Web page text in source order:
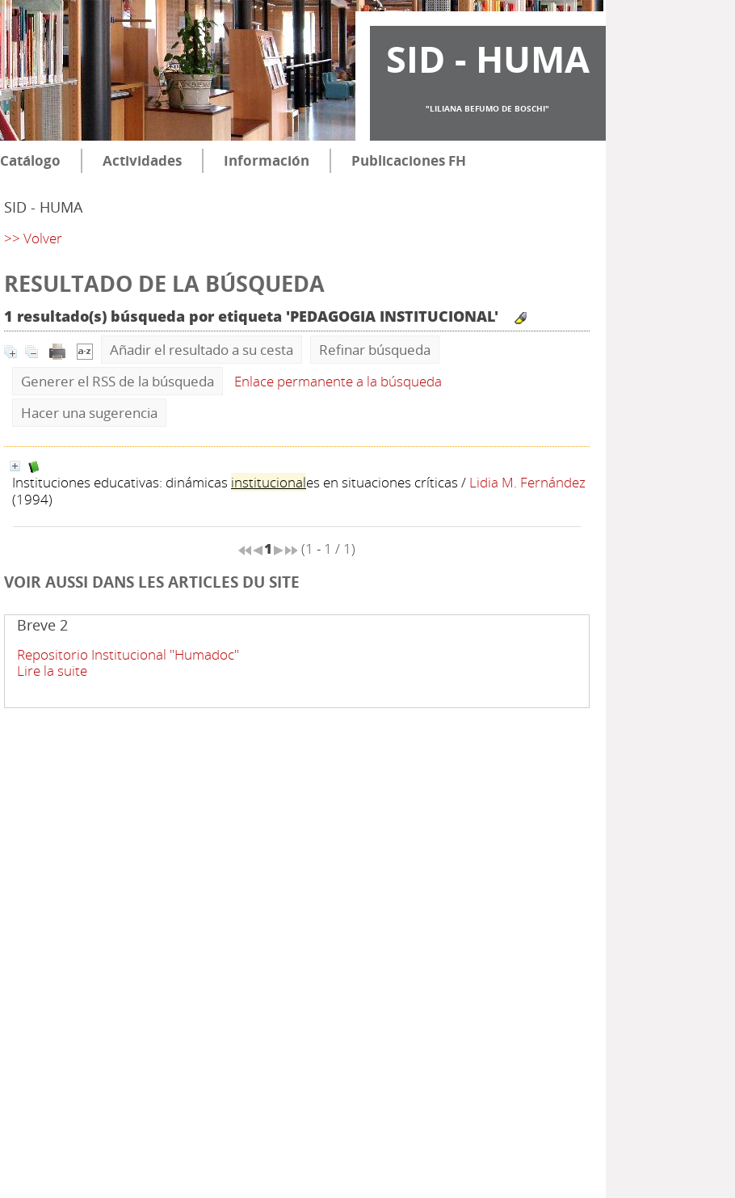
SID - HUMA
"LILIANA BEFUMO DE BOSCHI"
Catálogo Actividades Información Publicaciones FH
SID - HUMA
>> Volver
RESULTADO DE LA BÚSQUEDA
1 resultado(s) búsqueda por etiqueta 'PEDAGOGIA INSTITUCIONAL'
Añadir el resultado a su cesta
Refinar búsqueda
Generer el RSS de la búsqueda
Enlace permanente a la búsqueda
Hacer una sugerencia
Instituciones educativas: dinámicas institucionales en situaciones críticas / Lidia M. Fernández
(1994)
1 (1 - 1 / 1)
VOIR AUSSI DANS LES ARTICLES DU SITE
Breve 2
Repositorio Institucional "Humadoc"
Lire la suite